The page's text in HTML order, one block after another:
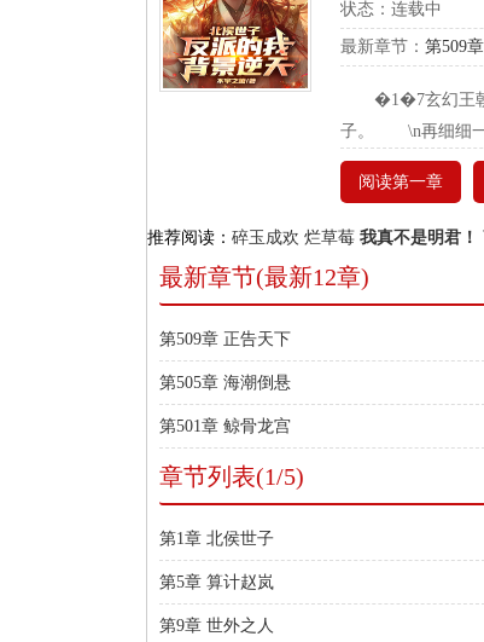
状态：连载中
最新章节： 第509
�1�7玄幻王
子。 \n再细细一
阅读第一章
推荐阅读： 碎玉成欢 烂草莓 我真不是明君！
最新章节(最新12章)
第509章 正告天下
第505章 海潮倒悬
第501章 鲸骨龙宫
章节列表(1/5)
第1章 北侯世子
第5章 算计赵岚
第9章 世外之人